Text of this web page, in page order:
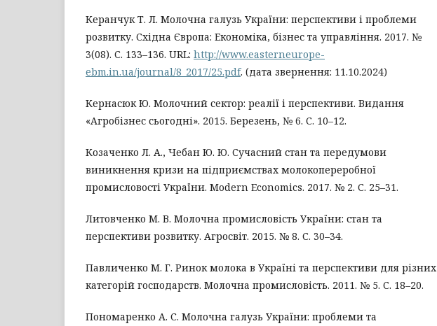
Керанчук Т. Л. Молочна галузь України: перспективи і проблеми
розвитку. Східна Європа: Економіка, бізнес та управління. 2017. №
3(08). С. 133–136. URL: http://www.easterneurope-
ebm.in.ua/journal/8_2017/25.pdf. (дата звернення: 11.10.2024)
Кернасюк Ю. Молочний сектор: реалії і перспективи. Видання
«Агробізнес сьогодні». 2015. Березень, № 6. С. 10–12.
Козаченко Л. А., Чебан Ю. Ю. Сучасний стан та передумови
виникнення кризи на підприємствах молокопереробної
промисловості України. Modern Economics. 2017. № 2. С. 25–31.
Литовченко М. В. Молочна промисловість України: стан та
перспективи розвитку. Агросвіт. 2015. № 8. С. 30–34.
Павличенко М. Г. Ринок молока в Україні та перспективи для різних
категорій господарств. Молочна промисловість. 2011. № 5. С. 18–20.
Пономаренко А. С. Молочна галузь України: проблеми та